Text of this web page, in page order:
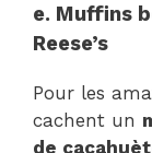
e. Muffins
Reese’s
Pour les
cachent un
de